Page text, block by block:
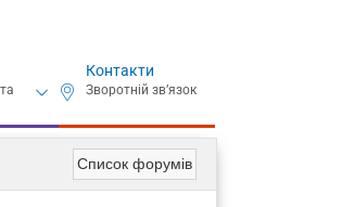
Контакти
Список форумів